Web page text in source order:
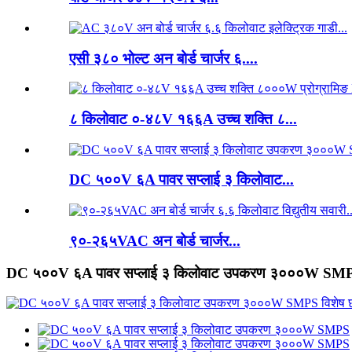
एसी ३८० भोल्ट अन बोर्ड चार्जर ६....
८ किलोवाट ०-४८V १६६A उच्च शक्ति ८...
DC ५००V ६A पावर सप्लाई ३ किलोवाट...
९०-२६५VAC अन बोर्ड चार्जर...
DC ५००V ६A पावर सप्लाई ३ किलोवाट उपकरण ३०००W